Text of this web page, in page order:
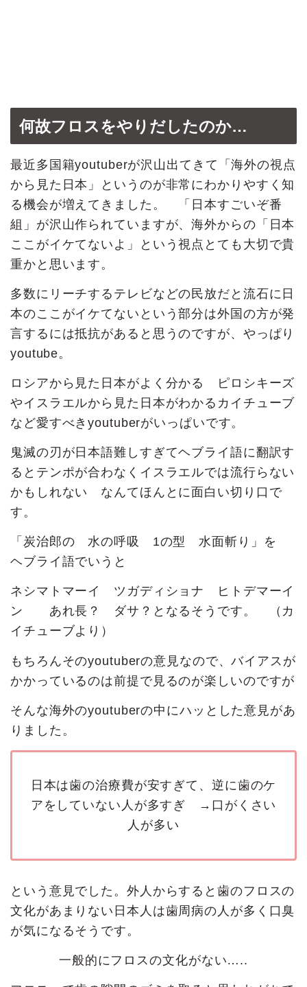
何故フロスをやりだしたのか…
最近多国籍youtuberが沢山出てきて「海外の視点
から見た日本」というのが非常にわかりやすく知
る機会が増えてきました。 「日本すごいぞ番
組」が沢山作られていますが、海外からの「日本
ここがイケてないよ」という視点とても大切で貴
重かと思います。
多数にリーチするテレビなどの民放だと流石に日
本のここがイケてないという部分は外国の方が発
言するには抵抗があると思うのですが、やっぱり
youtube。
ロシアから見た日本がよく分かる ピロシキーズ
やイスラエルから見た日本がわかるカイチューブ
など愛すべきyoutuberがいっぱいです。
鬼滅の刃が日本語難しすぎてヘブライ語に翻訳す
るとテンポが合わなくイスラエルでは流行らない
かもしれない なんてほんとに面白い切り口で
す。
「炭治郎の 水の呼吸 1の型 水面斬り」を
ヘブライ語でいうと
ネシマトマーイ ツガディショナ ヒトデマーイ
ン あれ長？ ダサ？となるそうです。 （カ
イチューブより）
もちろんそのyoutuberの意見なので、バイアスが
かかっているのは前提で見るのが楽しいのですが
そんな海外のyoutuberの中にハッとした意見があ
りました。
日本は歯の治療費が安すぎて、逆に歯のケ
アをしていない人が多すぎ →口がくさい
人が多い
という意見でした。外人からすると歯のフロスの
文化があまりない日本人は歯周病の人が多く口臭
が気になるそうです。
一般的にフロスの文化がない…..